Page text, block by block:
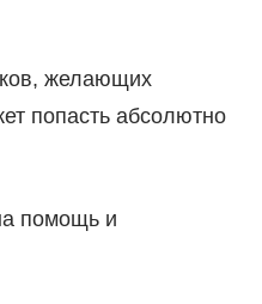
желающих
попасть абсолютно
помощь и